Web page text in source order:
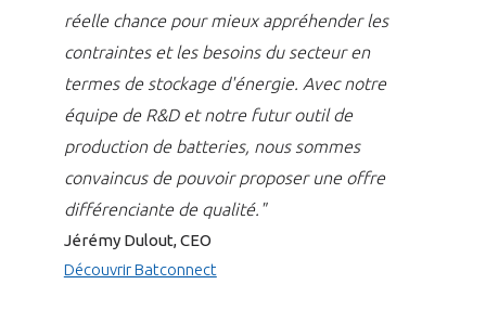
réelle chance pour mieux appréhender les
contraintes et les besoins du secteur en
termes de stockage d'énergie. Avec notre
équipe de R&D et notre futur outil de
production de batteries, nous sommes
convaincus de pouvoir proposer une offre
différenciante de qualité."
Jérémy Dulout, CEO
Découvrir Batconnect